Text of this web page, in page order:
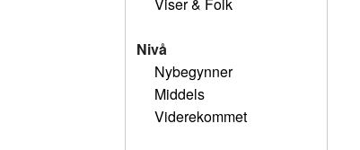
Viser & Folk
Nivå
Nybegynner
Middels
Viderekommet